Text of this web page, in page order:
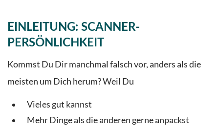
EINLEITUNG: SCANNER-
PERSÖNLICHKEIT
Kommst Du Dir manchmal falsch vor, anders als die
meisten um Dich herum? Weil Du
Vieles gut kannst
Mehr Dinge als die anderen gerne anpackst